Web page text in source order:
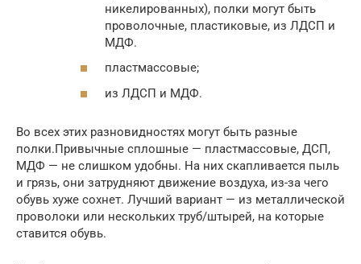
никелированных), полки могут быть
проволочные, пластиковые, из ЛДСП и
МДФ.
пластмассовые;
из ЛДСП и МДФ.
Во всех этих разновидностях могут быть разные
полки.Привычные сплошные — пластмассовые, ДСП,
МДФ — не слишком удобны. На них скапливается пыль
и грязь, они затрудняют движение воздуха, из-за чего
обувь хуже сохнет. Лучший вариант — из металлической
проволоки или нескольких труб/штырей, на которые
ставится обувь.